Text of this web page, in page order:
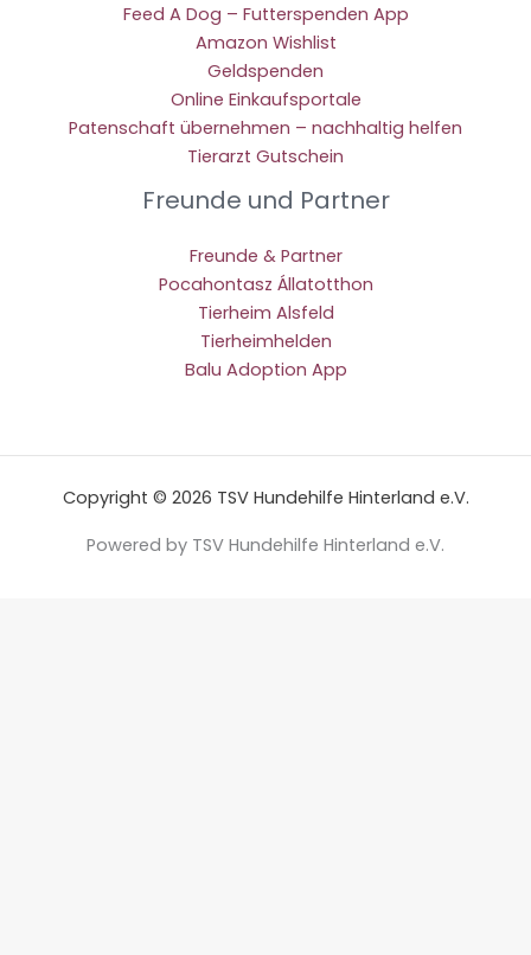
Feed A Dog – Futterspenden App
Amazon Wishlist
Geldspenden
Online Einkaufsportale
Patenschaft übernehmen – nachhaltig helfen
Tierarzt Gutschein
Freunde und Partner
Freunde & Partner
Pocahontasz Állatotthon
Tierheim Alsfeld
Tierheimhelden
Balu Adoption App
Copyright © 2026 TSV Hundehilfe Hinterland e.V.
Powered by TSV Hundehilfe Hinterland e.V.